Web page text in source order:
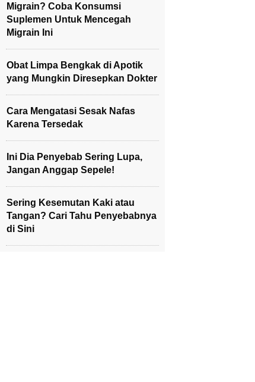
Migrain? Coba Konsumsi
Suplemen Untuk Mencegah
Migrain Ini
Obat Limpa Bengkak di Apotik
yang Mungkin Diresepkan Dokter
Cara Mengatasi Sesak Nafas
Karena Tersedak
Ini Dia Penyebab Sering Lupa,
Jangan Anggap Sepele!
Sering Kesemutan Kaki atau
Tangan? Cari Tahu Penyebabnya
di Sini